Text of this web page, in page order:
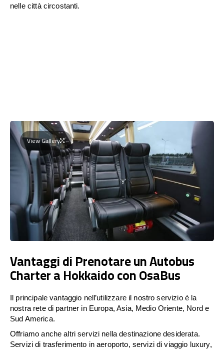
nelle città circostanti.
View Gallery
Vantaggi di Prenotare un Autobus
Charter a Hokkaido con OsaBus
Il principale vantaggio nell’utilizzare il nostro servizio è la
nostra rete di partner in Europa, Asia, Medio Oriente, Nord e
Sud America.
Offriamo anche altri servizi nella destinazione desiderata.
Servizi di trasferimento in aeroporto, servizi di viaggio luxury,